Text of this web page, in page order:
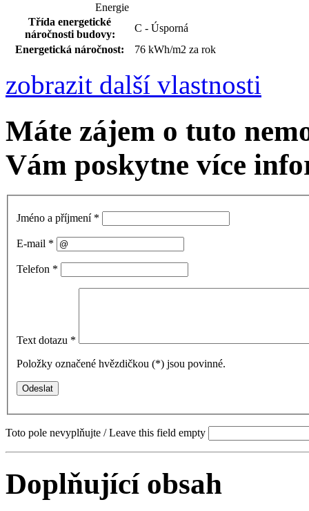
Energie
Třída energetické
náročnosti budovy:
C - Úsporná
Energetická náročnost:
76 kWh/m2 za rok
zobrazit další vlastnosti
Máte zájem o tuto
Vám poskytne více
Jméno a příjmení *
E-mail *
Telefon *
Text dotazu *
Položky označené hvězdičkou (*) jsou povinné.
Toto pole nevyplňujte / Leave this field empty
Doplňující obsah